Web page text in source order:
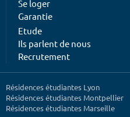
Se loger
Garantie
Etude
Ils parlent de nous
Recrutement
Résidences étudiantes Lyon
Résidences étudiantes Montpellier
Résidences étudiantes Marseille